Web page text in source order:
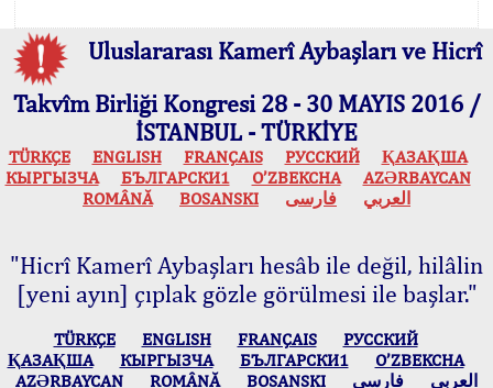
Uluslararası Kamerî Aybaşları ve Hicrî
Takvîm Birliği Kongresi 28 - 30 MAYIS 2016 /
İSTANBUL - TÜRKİYE
TÜRKÇE ENGLISH FRANÇAIS РУССКИЙ
ҚАЗАҚША
КЫPГЫЗЧA
БЪЛГАРСКИ1 O’ZBEKCHA
AZӘRBAYCAN
ROMÂNĂ
BOSANSKI العربي فارسی
"Hicrî Kamerî Aybaşları hesâb ile değil, hilâlin
[yeni ayın] çıplak gözle görülmesi ile başlar."
TÜRKÇE ENGLISH FRANÇAIS
РУССКИЙ
ҚАЗАҚША
КЫPГЫЗЧA БЪЛГАРСКИ1
O’ZBEKCHA
AZӘRBAYCAN
ROMÂNĂ BOSANSKI العربي فارسی